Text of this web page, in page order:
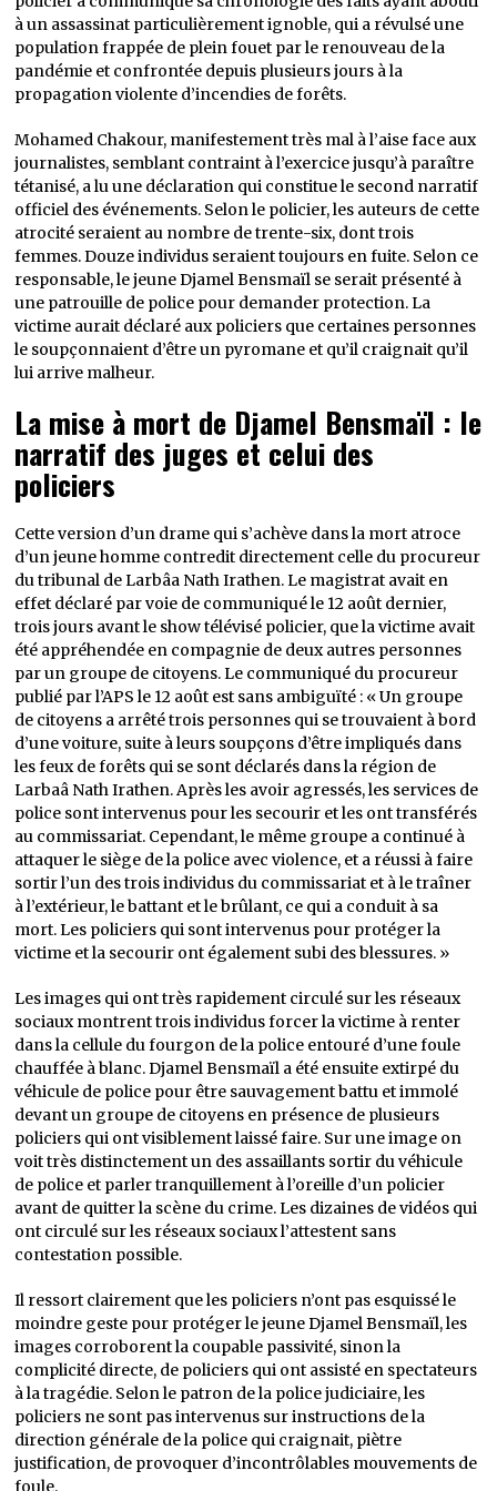
à un assassinat particulièrement ignoble, qui a révulsé une
population frappée de plein fouet par le renouveau de la
pandémie et confrontée depuis plusieurs jours à la
propagation violente d’incendies de forêts.
Mohamed Chakour, manifestement très mal à l’aise face aux
journalistes, semblant contraint à l’exercice jusqu’à paraître
tétanisé, a lu une déclaration qui constitue le second narratif
officiel des événements. Selon le policier, les auteurs de cette
atrocité seraient au nombre de trente-six, dont trois
femmes. Douze individus seraient toujours en fuite. Selon ce
responsable, le jeune Djamel Bensmaïl se serait présenté à
une patrouille de police pour demander protection. La
victime aurait déclaré aux policiers que certaines personnes
le soupçonnaient d’être un pyromane et qu’il craignait qu’il
lui arrive malheur.
La mise à mort de Djamel Bensmaïl : le
narratif des juges et celui des
policiers
Cette version d’un drame qui s’achève dans la mort atroce
d’un jeune homme contredit directement celle du procureur
du tribunal de Larbâa Nath Irathen. Le magistrat avait en
effet déclaré par voie de communiqué le 12 août dernier,
trois jours avant le show télévisé policier, que la victime avait
été appréhendée en compagnie de deux autres personnes
par un groupe de citoyens. Le communiqué du procureur
publié par l’APS le 12 août est sans ambiguïté : « Un groupe
de citoyens a arrêté trois personnes qui se trouvaient à bord
d’une voiture, suite à leurs soupçons d’être impliqués dans
les feux de forêts qui se sont déclarés dans la région de
Larbaâ Nath Irathen. Après les avoir agressés, les services de
police sont intervenus pour les secourir et les ont transférés
au commissariat. Cependant, le même groupe a continué à
attaquer le siège de la police avec violence, et a réussi à faire
sortir l’un des trois individus du commissariat et à le traîner
à l’extérieur, le battant et le brûlant, ce qui a conduit à sa
mort. Les policiers qui sont intervenus pour protéger la
victime et la secourir ont également subi des blessures. »
Les images qui ont très rapidement circulé sur les réseaux
sociaux montrent trois individus forcer la victime à renter
dans la cellule du fourgon de la police entouré d’une foule
chauffée à blanc. Djamel Bensmaïl a été ensuite extirpé du
véhicule de police pour être sauvagement battu et immolé
devant un groupe de citoyens en présence de plusieurs
policiers qui ont visiblement laissé faire. Sur une image on
voit très distinctement un des assaillants sortir du véhicule
de police et parler tranquillement à l’oreille d’un policier
avant de quitter la scène du crime. Les dizaines de vidéos qui
ont circulé sur les réseaux sociaux l’attestent sans
contestation possible.
Il ressort clairement que les policiers n’ont pas esquissé le
moindre geste pour protéger le jeune Djamel Bensmaïl, les
images corroborent la coupable passivité, sinon la
complicité directe, de policiers qui ont assisté en spectateurs
à la tragédie. Selon le patron de la police judiciaire, les
policiers ne sont pas intervenus sur instructions de la
direction générale de la police qui craignait, piètre
justification, de provoquer d’incontrôlables mouvements de
foule.